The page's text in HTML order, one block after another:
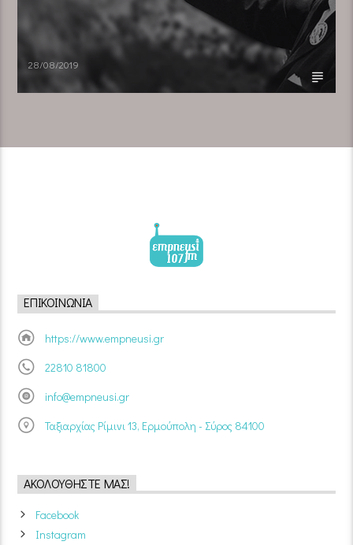
28/08/2019
ΕΠΙΚΟΙΝΩΝΊΑ
https://www.empneusi.gr
22810 81800
info@empneusi.gr
Ταξιαρχίας Ρίμινι 13, Ερμούπολη - Σύρος 84100
ΑΚΟΛΟΥΘΉΣΤΕ ΜΑΣ!
Facebook
Instagram